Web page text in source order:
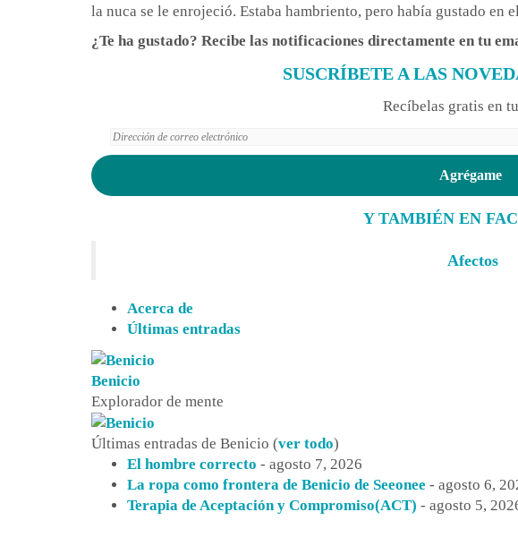
la nuca se le enrojeció. Estaba hambriento, pero había gustado en
¿Te ha gustado? Recibe las notificaciones directamente en tu
SUSCRÍBETE A LAS
Recíbelas gratis en
Dirección
de
electrónico
Agrégame
Y TAMBIÉN EN
Afectos
Acerca de
Últimas entradas
Benicio
Explorador de mente
Últimas entradas de Benicio (ver todo)
El hombre correcto - agosto 7, 2026
La ropa como frontera de Benicio de Seeonee - agosto 6,
Terapia de Aceptación y Compromiso(ACT) - agosto 5,